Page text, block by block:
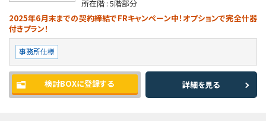
所在階 : 5階部分
2025年6月末までの契約締結でFRキャンペーン中！オプションで完全什器
付きプラン！
事務所仕様
検討BOXに登録する 詳細を見る